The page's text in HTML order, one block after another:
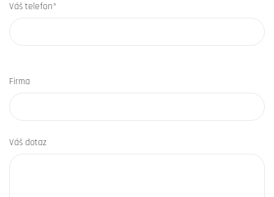
Váš telefon*
Firma
Váš dotaz